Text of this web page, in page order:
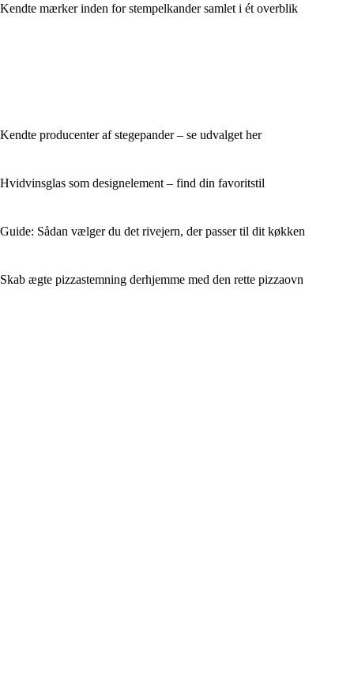
Kendte mærker inden for stempelkander samlet i ét overblik
Kendte producenter af stegepander – se udvalget her
Hvidvinsglas som designelement – find din favoritstil
Guide: Sådan vælger du det rivejern, der passer til dit køkken
Skab ægte pizzastemning derhjemme med den rette pizzaovn